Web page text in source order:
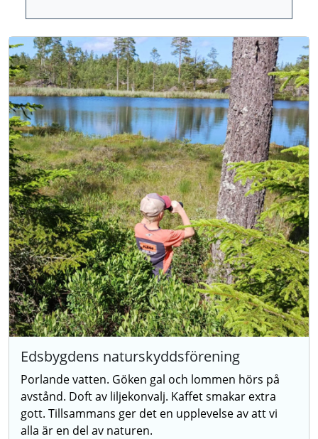
Edsbygdens naturskyddsförening
Porlande vatten. Göken gal och lommen hörs på
avstånd. Doft av liljekonvalj. Kaffet smakar extra
gott. Tillsammans ger det en upplevelse av att vi
alla är en del av naturen.